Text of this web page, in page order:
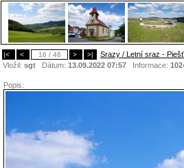
|< < 16 / 46 > >|
Srazy / Letní sraz -
Vložil: sgt Dátum: 13.09.2022 07:57 Informace:
Popis: